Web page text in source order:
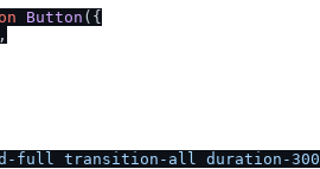
Button ( {
,
full transition-all duration-300